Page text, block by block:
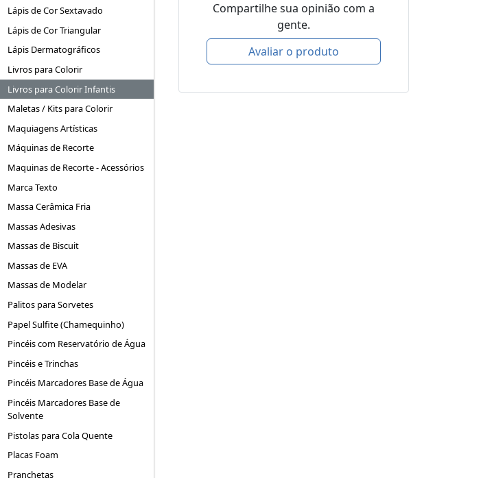
Lápis de Cor Sextavado
Lápis de Cor Triangular
Lápis Dermatográficos
Livros para Colorir
Livros para Colorir Infantis
Maletas / Kits para Colorir
Maquiagens Artísticas
Máquinas de Recorte
Maquinas de Recorte - Acessórios
Marca Texto
Massa Cerâmica Fria
Massas Adesivas
Massas de Biscuit
Massas de EVA
Massas de Modelar
Palitos para Sorvetes
Papel Sulfite (Chamequinho)
Pincéis com Reservatório de Água
Pincéis e Trinchas
Pincéis Marcadores Base de Água
Pincéis Marcadores Base de
Solvente
Pistolas para Cola Quente
Placas Foam
Pranchetas
Compartilhe sua opinião com a
gente.
Avaliar o produto